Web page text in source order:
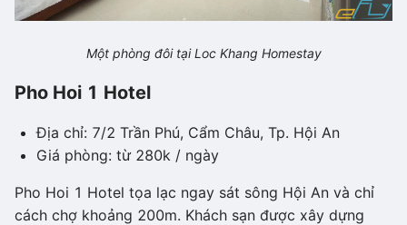
Một phòng đôi tại Loc Khang Homestay
Pho Hoi 1 Hotel
Địa chỉ: 7/2 Trần Phú, Cẩm Châu, Tp. Hội An
Giá phòng: từ 280k / ngày
Pho Hoi 1 Hotel tọa lạc ngay sát sông Hội An và chỉ
cách chợ khoảng 200m. Khách sạn được xây dựng